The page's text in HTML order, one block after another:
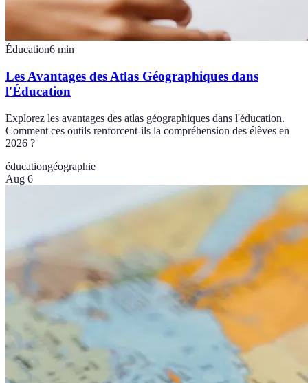
Éducation6 min
Les Avantages des Atlas Géographiques dans
l'Éducation
Explorez les avantages des atlas géographiques dans l'éducation.
Comment ces outils renforcent-ils la compréhension des élèves en
2026 ?
éducationgéographie
Aug 6